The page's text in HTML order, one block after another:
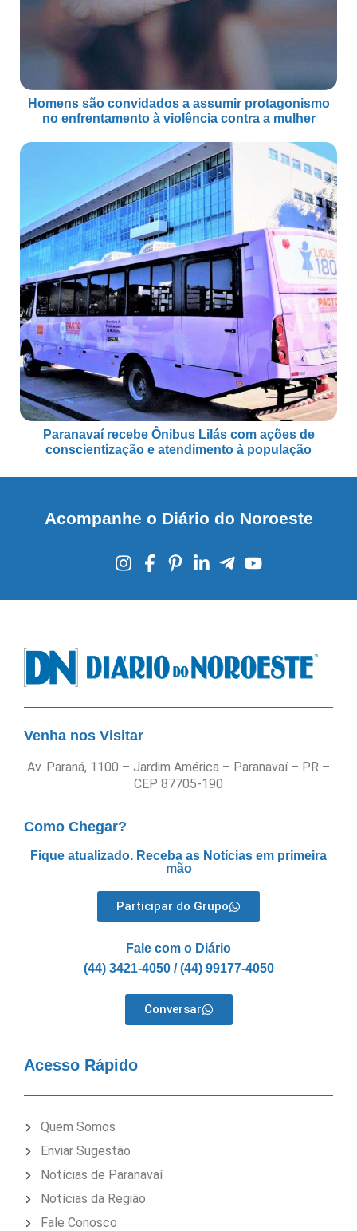
Homens são convidados a assumir protagonismo
no enfrentamento à violência contra a mulher
Paranavaí recebe Ônibus Lilás com ações de
conscientização e atendimento à população
Acompanhe o Diário do Noroeste
Venha nos Visitar
Av. Paraná, 1100 – Jardim América – Paranavaí – PR –
CEP 87705-190
Como Chegar?
Fique atualizado. Receba as Notícias em primeira
mão
Participar do Grupo
Fale com o Diário
(44) 3421-4050 / (44) 99177-4050
Conversar
Acesso Rápido
Quem Somos
Enviar Sugestão
Notícias de Paranavaí
Notícias da Região
Fale Conosco